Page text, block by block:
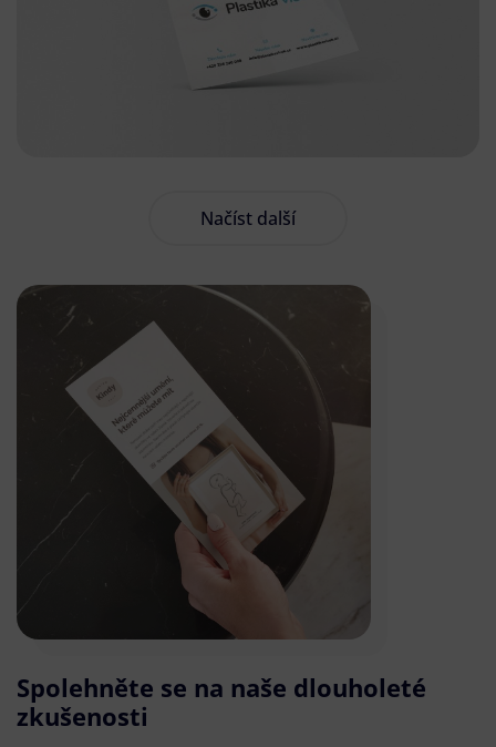
Načíst další
Spolehněte se na naše dlouholeté
zkušenosti